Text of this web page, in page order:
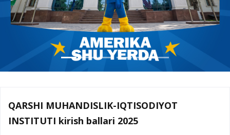
QARSHI MUHANDISLIK-IQTISODIYOT
INSTITUTI kirish ballari 2025